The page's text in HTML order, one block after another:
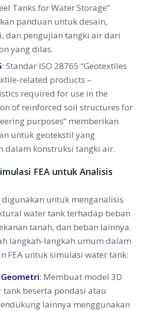
Tanks for Water Storage”
panduan untuk desain,
dan pengujian tangki air dari
yang dilas.
: Standar ISO 28765 “Geotextiles
related products –
required for use in the
of reinforced soil structures for
purposes” memberikan
untuk geotekstil yang
dalam konstruksi tangki air.
FEA untuk Analisis
digunakan untuk menganalisis
water tank terhadap beban
tanah, dan beban lainnya.
langkah-langkah umum dalam
FEA untuk simulasi water tank:
: Membuat model 3D
beserta pondasi atau
lainnya menggunakan